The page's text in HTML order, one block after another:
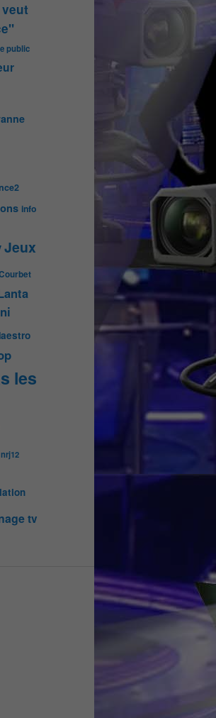
public
info
Jeux
les
nrj12
tv